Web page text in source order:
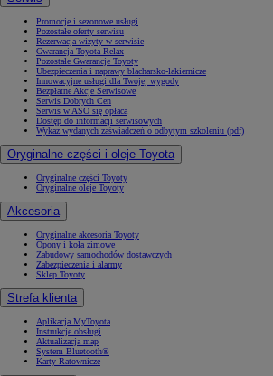
Promocje i sezonowe usługi
Pozostałe oferty serwisu
Rezerwacja wizyty w serwisie
Gwarancja Toyota Relax
Pozostałe Gwarancje Toyoty
Ubezpieczenia i naprawy blacharsko-lakiernicze
Innowacyjne usługi dla Twojej wygody
Bezpłatne Akcje Serwisowe
Serwis Dobrych Cen
Serwis w ASO się opłaca
Dostęp do informacji serwisowych
Wykaz wydanych zaświadczeń o odbytym szkoleniu (pdf)
Oryginalne części i oleje Toyota
Oryginalne części Toyoty
Oryginalne oleje Toyoty
Akcesoria
Oryginalne akcesoria Toyoty
Opony i koła zimowe
Zabudowy samochodów dostawczych
Zabezpieczenia i alarmy
Sklep Toyoty
Strefa klienta
Aplikacja MyToyota
Instrukcje obsługi
Aktualizacja map
System Bluetooth®
Karty Ratownicze